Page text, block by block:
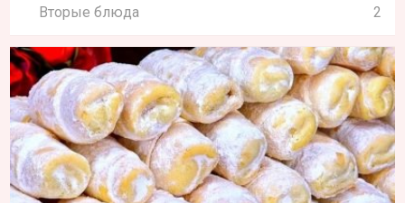
Вторые блюда 2